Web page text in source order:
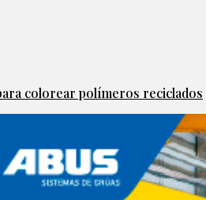
colorear polímeros reciclados